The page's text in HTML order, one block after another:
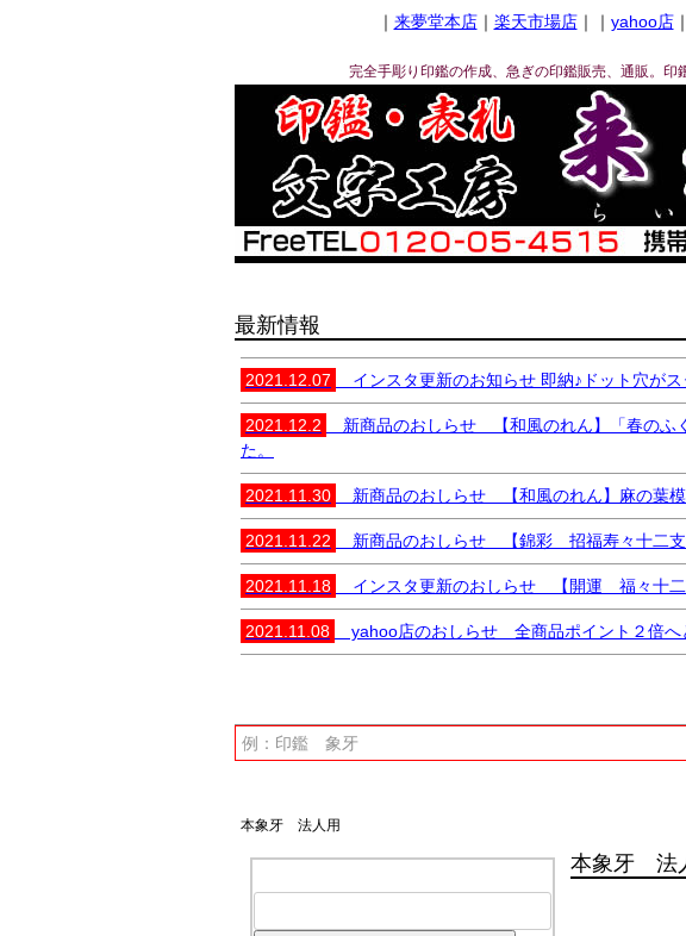
｜ 来夢堂本店｜ 楽天市場店｜｜ yahoo店｜
完全手彫り印鑑の作成、急ぎの印鑑販売、通販。
最新情報
2021.12.07 インスタ更新のお知らせ 即納♪ドット穴が
2021.12.2
新商品のおしらせ 【和風のれん】「春のふ
た。
2021.11.30 新商品のおしらせ 【和風のれん】麻の葉
2021.11.22 新商品のおしらせ 【錦彩 招福寿々十二支
2021.11.18 インスタ更新のおしらせ 【開運 福々十二
2021.11.08 yahoo店のおしらせ 全商品ポイント２倍へ
キーワード
価格
商品タグ
セール
限定 再入荷 翌日発送
本象牙 法人用
本象牙 法